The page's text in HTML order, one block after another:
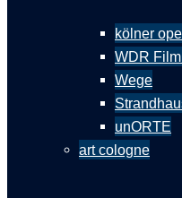
kölner
WDR
Wege
unORTE
art cologne